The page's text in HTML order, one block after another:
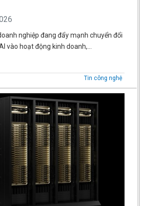
nghiệp đang đẩy mạnh chuyển đổi
vào hoạt động kinh doanh,…
Tin công nghệ